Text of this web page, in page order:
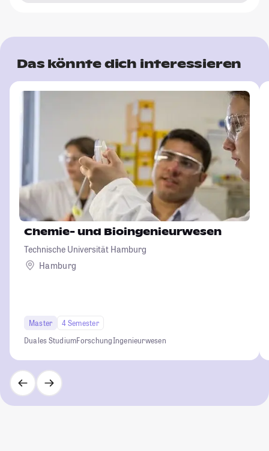
Das könnte dich interessieren
Chemie- und Bioingenieurwesen
Technische Universität Hamburg
Hamburg
Master
4 Semester
Duales StudiumForschungIngenieurwesen